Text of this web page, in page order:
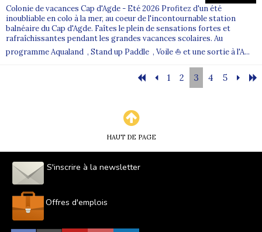
Colonie de vacances Cap d'Agde - Eté 2026 Profitez d'un été
inoubliable en colo à la mer, au coeur de l'incontournable station
balnéaire du Cap d'Agde. Faîtes le plein de sensations fortes et
rafraîchissantes pendant les grandes vacances scolaires. Au
programme Aqualand , Stand up Paddle , Voile ⛵ et une sortie à l'A...
1 2 3 4 5
HAUT DE PAGE
S'inscrire à la newsletter
Offres d'emplois